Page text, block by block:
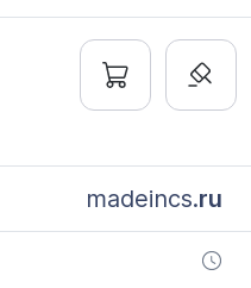
madeincs.ru